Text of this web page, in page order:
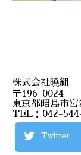
株式会社曉組
〒196-0024
東京都昭島市
TEL：042-
Twitter